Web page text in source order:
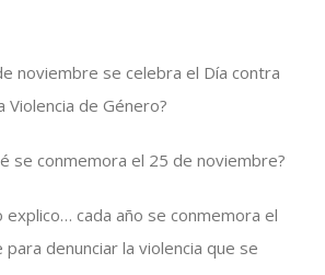
noviembre se celebra el Día contra
Violencia de Género?
se conmemora el 25 de noviembre?
explico… cada año se conmemora el
denunciar la violencia que se